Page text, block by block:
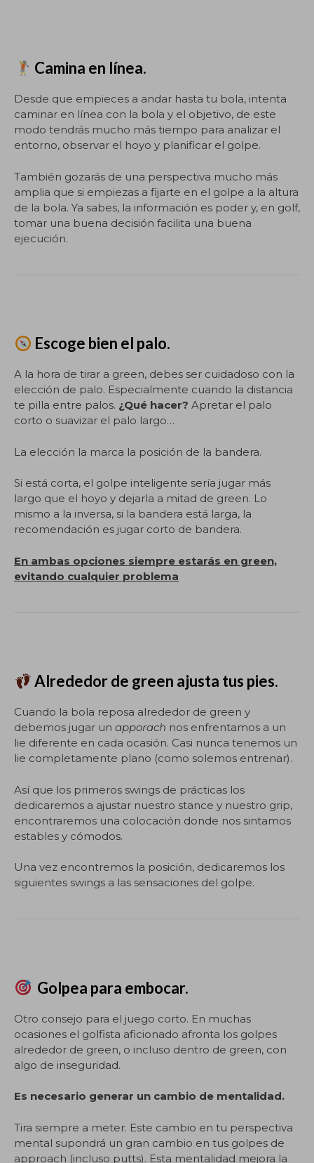
Camina en línea.
Desde que empieces a andar hasta tu bola, intenta
caminar en línea con la bola y el objetivo, de este
modo tendrás mucho más tiempo para analizar el
entorno, observar el hoyo y planificar el golpe.
También gozarás de una perspectiva mucho más
amplia que si empiezas a fijarte en el golpe a la altura
de la bola. Ya sabes, la información es poder y, en golf,
tomar una buena decisión facilita una buena
ejecución.
Escoge bien el palo.
A la hora de tirar a green, debes ser cuidadoso con la
elección de palo. Especialmente cuando la distancia
te pilla entre palos. ¿Qué hacer? Apretar el palo
corto o suavizar el palo largo…
La elección la marca la posición de la bandera.
Si está corta, el golpe inteligente sería jugar más
largo que el hoyo y dejarla a mitad de green. Lo
mismo a la inversa, si la bandera está larga, la
recomendación es jugar corto de bandera.
En ambas opciones siempre estarás en green,
evitando cualquier problema
Alrededor de green ajusta tus pies.
Cuando la bola reposa alrededor de green y
debemos jugar un apporach nos enfrentamos a un
lie diferente en cada ocasión. Casi nunca tenemos un
lie completamente plano (como solemos entrenar).
Así que los primeros swings de prácticas los
dedicaremos a ajustar nuestro stance y nuestro grip,
encontraremos una colocación donde nos sintamos
estables y cómodos.
Una vez encontremos la posición, dedicaremos los
siguientes swings a las sensaciones del golpe.
Golpea para embocar.
Otro consejo para el juego corto. En muchas
ocasiones el golfista aficionado afronta los golpes
alrededor de green, o incluso dentro de green, con
algo de inseguridad.
Es necesario generar un cambio de mentalidad.
Tira siempre a meter. Este cambio en tu perspectiva
mental supondrá un gran cambio en tus golpes de
approach (incluso putts). Esta mentalidad mejora la